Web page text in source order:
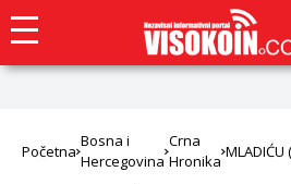
Početna
Bosna i
Hercegovina
Crna
Hronika
MLADIĆU